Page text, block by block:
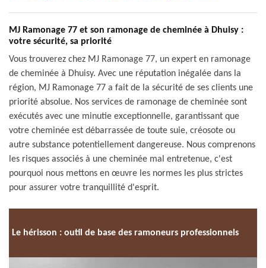
MJ Ramonage 77 et son ramonage de cheminée à Dhuisy :
votre sécurité, sa priorité
Vous trouverez chez MJ Ramonage 77, un expert en ramonage
de cheminée à Dhuisy. Avec une réputation inégalée dans la
région, MJ Ramonage 77 a fait de la sécurité de ses clients une
priorité absolue. Nos services de ramonage de cheminée sont
exécutés avec une minutie exceptionnelle, garantissant que
votre cheminée est débarrassée de toute suie, créosote ou
autre substance potentiellement dangereuse. Nous comprenons
les risques associés à une cheminée mal entretenue, c'est
pourquoi nous mettons en œuvre les normes les plus strictes
pour assurer votre tranquillité d'esprit.
Le hérisson : outil de base des ramoneurs professionnels